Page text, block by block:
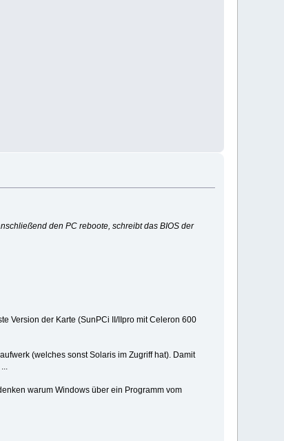
den PC reboote, schreibt das BIOS der
Version der Karte (SunPCi II/IIpro mit Celeron 600
(welches sonst Solaris im Zugriff hat). Damit
warum Windows über ein Programm vom